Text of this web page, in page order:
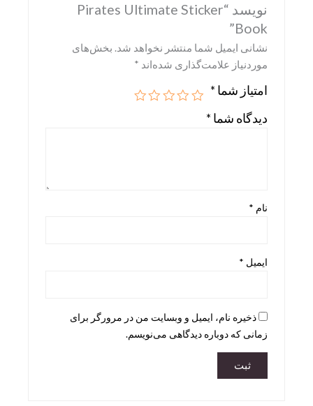
Hirmer
Miscellaneous
Motorbooks
Penguin
نویسد “Pirates Ultimate Sticker
Book”
نشانی ایمیل شما منتشر نخواهد شد. بخش‌های
موردنیاز علامت‌گذاری شده‌اند *
امتیاز شما *
دیدگاه شما *
نام *
ایمیل *
ذخیره نام، ایمیل و وبسایت من در مرورگر برای
زمانی که دوباره دیدگاهی می‌نویسم.